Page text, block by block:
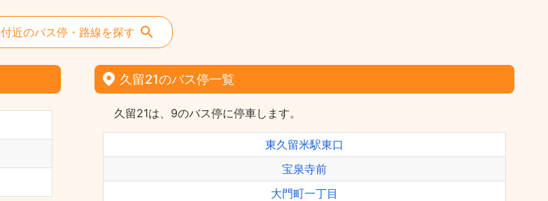
付近のバス停・路線を探す
久留21のバス停一覧
久留21は、9のバス停に停車します。
東久留米駅東口
宝泉寺前
大門町一丁目